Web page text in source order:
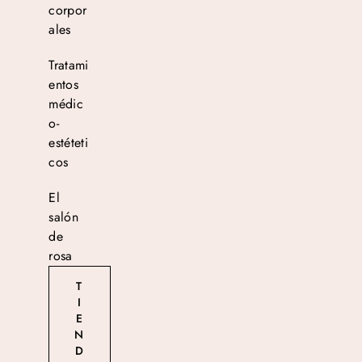
corpor
ales
Tratami
entos
médic
o-
estéteti
cos
El
salón
de
rosa
T
I
E
N
D